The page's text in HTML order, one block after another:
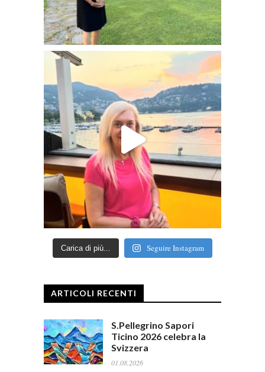
Carica di più... Seguire Instagram
ARTICOLI RECENTI
S.Pellegrino Sapori
Ticino 2026 celebra la
Svizzera
01.08.2026